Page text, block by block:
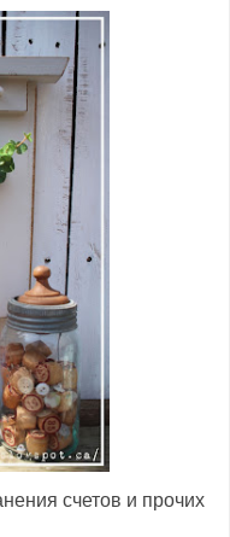
счетов и прочих